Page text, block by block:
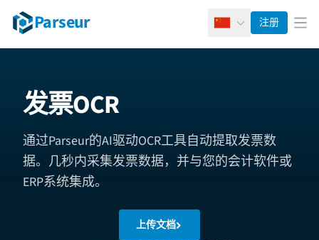
Parseur 简体中文
注册 打
发票OCR
通过Parseur的AI驱动OCR工具自动提取发票数
据。几秒内采集发票数据，并与您的会计软件或
ERP系统集成。
上传文档